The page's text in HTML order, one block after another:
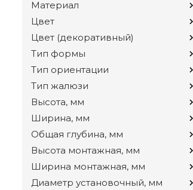
Материал
Цвет
Цвет (декоративный)
Тип формы
Тип ориентации
Тип жалюзи
Высота, мм
Ширина, мм
Общая глубина, мм
Высота монтажная, мм
Ширина монтажная, мм
Диаметр установочный, мм